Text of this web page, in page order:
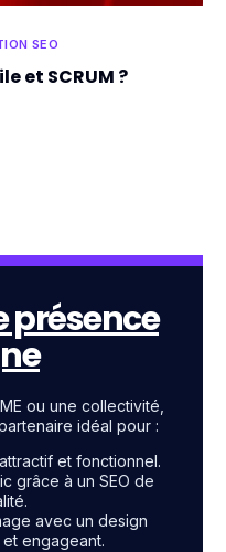
SEO
et SCRUM ?
présence
ou une collectivité,
idéal pour :
et fonctionnel.
grâce à un SEO de
avec un design
engageant.